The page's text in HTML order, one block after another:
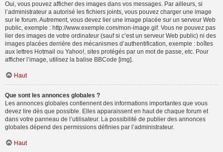
Oui, vous pouvez afficher des images dans vos messages. Par ailleurs, si
l’administrateur a autorisé les fichiers joints, vous pouvez charger une image
sur le forum. Autrement, vous devez lier une image placée sur un serveur Web
public, exemple : http://www.exemple.com/mon-image.gif. Vous ne pouvez pas
lier des images de votre ordinateur (sauf si c’est un serveur Web public) ni des
images placées derrière des mécanismes d’authentification, exemple : boîtes
aux lettres Hotmail ou Yahoo!, sites protégés par un mot de passe, etc. Pour
afficher l’image, utilisez la balise BBCode [img].
Haut
Que sont les annonces globales ?
Les annonces globales contiennent des informations importantes que vous
devez lire dès que possible. Elles apparaissent en haut de chaque forum et
dans votre panneau de l’utilisateur. La possibilité de publier des annonces
globales dépend des permissions définies par l’administrateur.
Haut